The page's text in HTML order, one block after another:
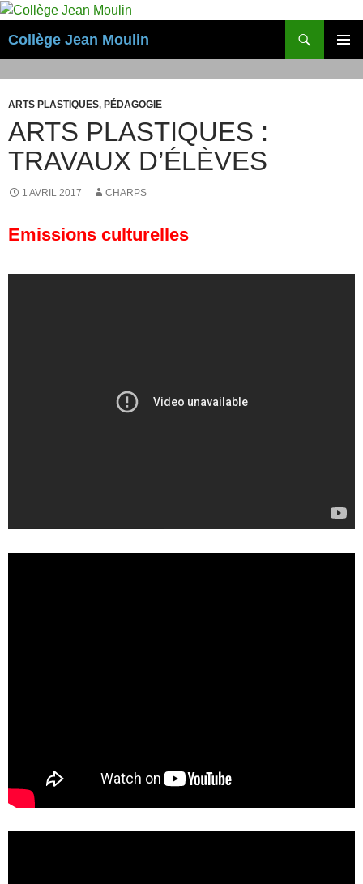
Aller
contenu
Collège Jean Moulin
ARTS PLASTIQUES, PÉDAGOGIE
ARTS PLASTIQUES :
TRAVAUX D’ÉLÈVES
1 AVRIL 2017 CHARPS
Emissions culturelles